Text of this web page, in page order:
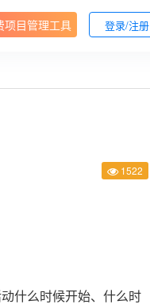
项目管理工具 登录/注册
1522
什么时候开始、什么时